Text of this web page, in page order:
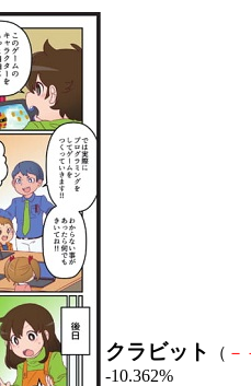
クラビット （ －
-10.362%